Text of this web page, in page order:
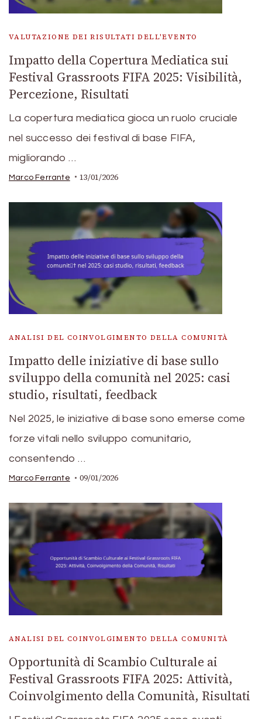
VALUTAZIONE DEI RISULTATI DELL'EVENTO
Impatto della Copertura Mediatica sui
Festival Grassroots FIFA 2025: Visibilità,
Percezione, Risultati
La copertura mediatica gioca un ruolo cruciale
nel successo dei festival di base FIFA,
migliorando …
Marco Ferrante 13/01/2026
ANALISI DEL COINVOLGIMENTO DELLA COMUNITÀ
Impatto delle iniziative di base sullo
sviluppo della comunità nel 2025: casi
studio, risultati, feedback
Nel 2025, le iniziative di base sono emerse come
forze vitali nello sviluppo comunitario,
consentendo …
Marco Ferrante 09/01/2026
ANALISI DEL COINVOLGIMENTO DELLA COMUNITÀ
Opportunità di Scambio Culturale ai
Festival Grassroots FIFA 2025: Attività,
Coinvolgimento della Comunità, Risultati